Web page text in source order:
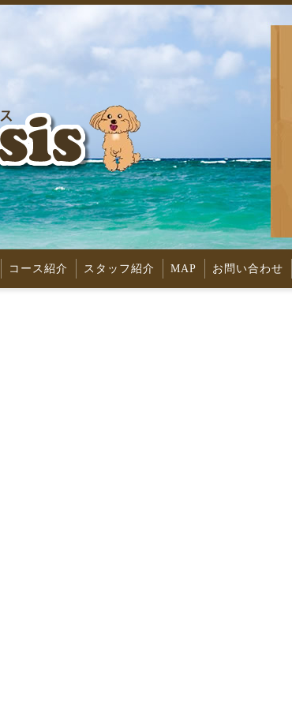
コース紹介 スタッフ紹介 MAP お問い合わせ